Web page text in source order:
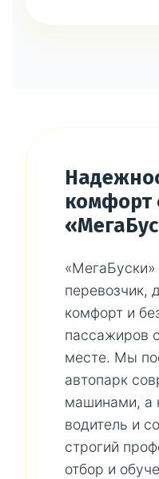
комфорт
перевозчик,
комфорт и
пассажиров
месте. Мы
автопарк
машинами, а
водитель и
строгий
отбор и